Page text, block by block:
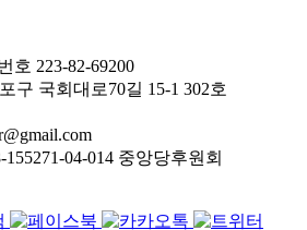
호 223-82-69200
구 국회대로70길 15-1 302호
04-014 중앙당후원회